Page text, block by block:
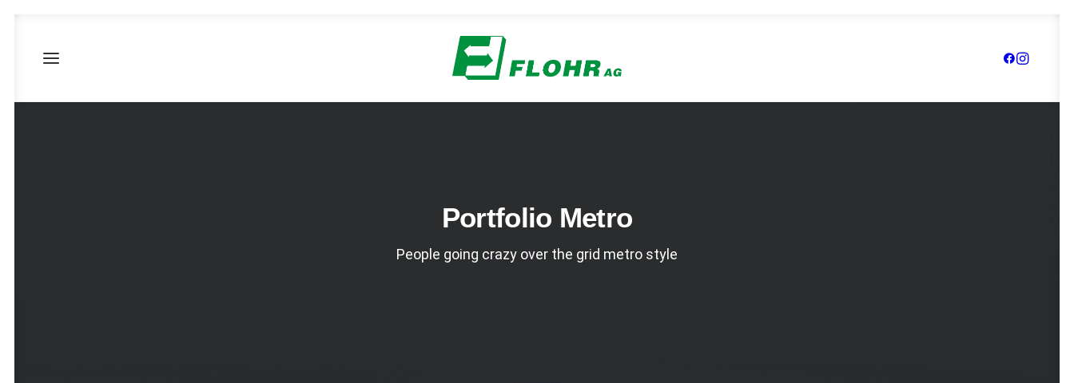
Portfolio Metro
People going crazy over the grid metro style